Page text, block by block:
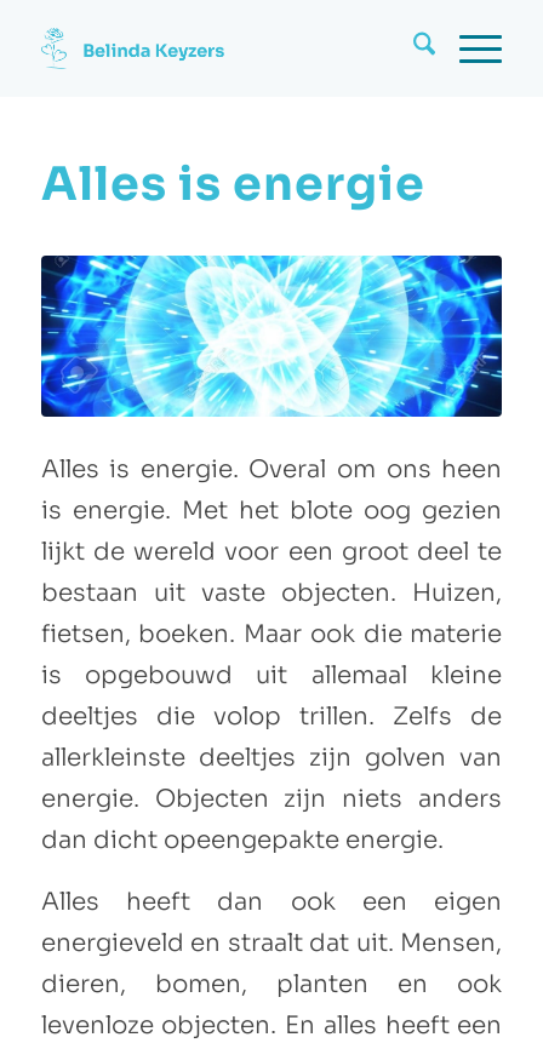
Alles is energie
Alles is energie. Overal om ons heen
is energie. Met het blote oog gezien
lijkt de wereld voor een groot deel te
bestaan uit vaste objecten. Huizen,
fietsen, boeken. Maar ook die materie
is opgebouwd uit allemaal kleine
deeltjes die volop trillen. Zelfs de
allerkleinste deeltjes zijn golven van
energie. Objecten zijn niets anders
dan dicht opeengepakte energie.
Alles heeft dan ook een eigen
energieveld en straalt dat uit. Mensen,
dieren, bomen, planten en ook
levenloze objecten. En alles heeft een